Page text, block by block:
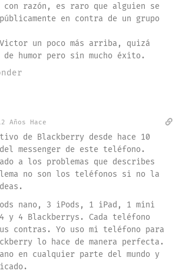
razón, es raro que alguien se
en contra de un grupo
un poco más arriba, quizá
humor pero sin mucho éxito.
Años Hace
de Blackberry desde hace 10
messenger de este teléfono.
a los problemas que describes
no son los teléfonos si no la
nano, 3 iPods, 1 iPad, 1 mini
y 4 Blackberrys. Cada teléfono
contras. Yo uso mi teléfono para
lo hace de manera perfecta.
en cualquier parte del mundo y